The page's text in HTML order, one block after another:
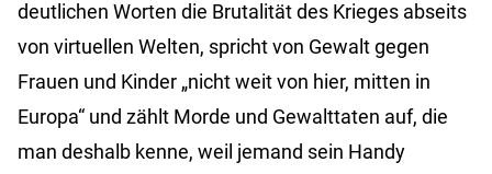
deutlichen Worten die Brutalität des Krieges abseits
von virtuellen Welten, spricht von Gewalt gegen
Frauen und Kinder „nicht weit von hier, mitten in
Europa“ und zählt Morde und Gewalttaten auf, die
man deshalb kenne, weil jemand sein Handy